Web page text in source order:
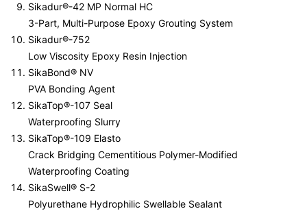
Sikadur®-42 MP Normal HC
3-Part, Multi-Purpose Epoxy Grouting System
Sikadur®-752
Low Viscosity Epoxy Resin Injection
SikaBond® NV
PVA Bonding Agent
SikaTop®-107 Seal
Waterproofing Slurry
SikaTop®-109 Elasto
Crack Bridging Cementitious Polymer-Modified
Waterproofing Coating
SikaSwell® S-2
Polyurethane Hydrophilic Swellable Sealant